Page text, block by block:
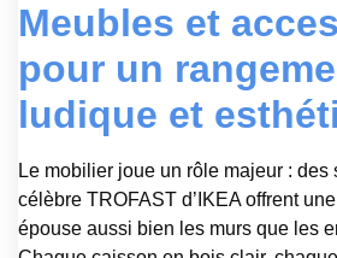
Meubles et
pour un
ludique et
Le mobilier joue un rôle majeur : des
célèbre TROFAST d’IKEA offrent
épouse aussi bien les murs que les